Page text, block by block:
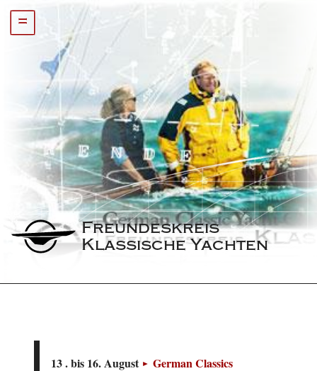
=
Freundeskreis
Klassische Yachten
13 . bis 16. August German Classics